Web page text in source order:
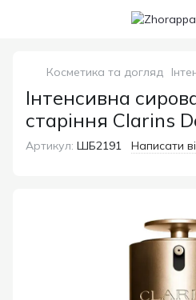
Косметика та догляд
Інтенсивна
старіння Clarins
Артикул: ШБ2191 Написати